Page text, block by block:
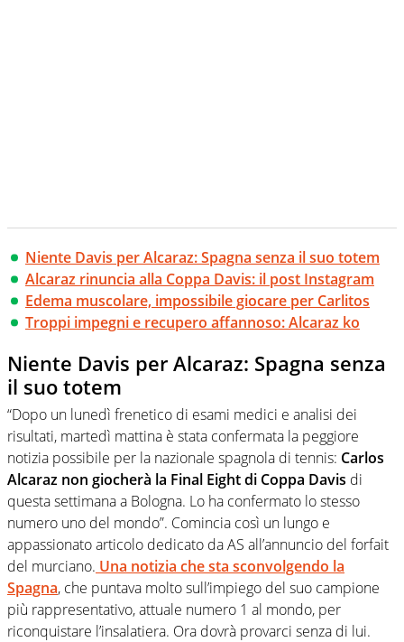
Niente Davis per Alcaraz: Spagna senza il suo totem
Alcaraz rinuncia alla Coppa Davis: il post Instagram
Edema muscolare, impossibile giocare per Carlitos
Troppi impegni e recupero affannoso: Alcaraz ko
Niente Davis per Alcaraz: Spagna senza
il suo totem
“Dopo un lunedì frenetico di esami medici e analisi dei
risultati, martedì mattina è stata confermata la peggiore
notizia possibile per la nazionale spagnola di tennis: Carlos
Alcaraz non giocherà la Final Eight di Coppa Davis di
questa settimana a Bologna. Lo ha confermato lo stesso
numero uno del mondo”. Comincia così un lungo e
appassionato articolo dedicato da AS all’annuncio del forfait
del murciano. Una notizia che sta sconvolgendo la
Spagna, che puntava molto sull’impiego del suo campione
più rappresentativo, attuale numero 1 al mondo, per
riconquistare l’insalatiera. Ora dovrà provarci senza di lui.